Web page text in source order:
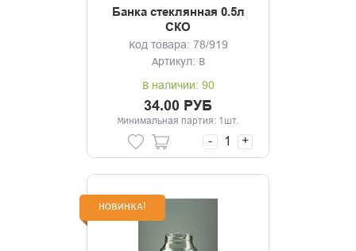
Банка стеклянная 0.5л
СКО
Код товара: 78/919
Артикул: В
В наличии: 90
34.00 РУБ
Минимальная партия: 1шт.
- +
НОВИНКА!